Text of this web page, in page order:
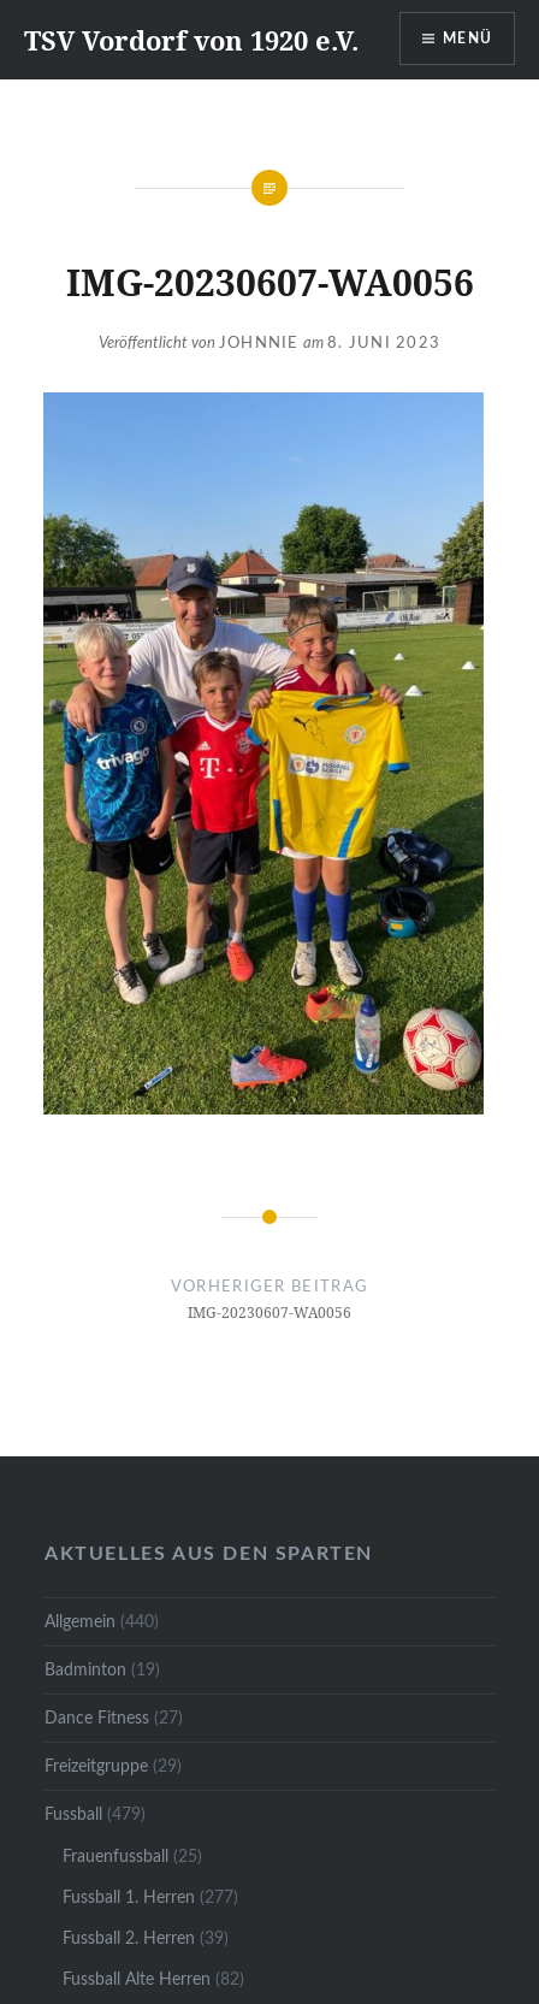
zumTSV Vordorf von 1920 e.V. MENÜ
IMG-20230607-WA0056
Veröffentlicht von JOHNNIE am 8. JUNI 2023
Beitragsnavigation
VORHERIGER BEITRAG
IMG-20230607-WA0056
AKTUELLES AUS DEN SPARTEN
Allgemein (440)
Badminton (19)
Dance Fitness (27)
Freizeitgruppe (29)
Fussball (479)
Frauenfussball (25)
Fussball 1. Herren (277)
Fussball 2. Herren (39)
Fussball Alte Herren (82)